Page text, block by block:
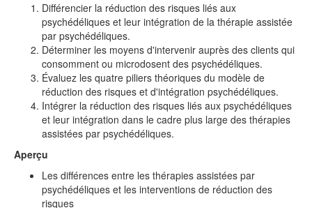
Différencier la réduction des risques liés aux
psychédéliques et leur intégration de la thérapie assistée
par psychédéliques.
Déterminer les moyens d'intervenir auprès des clients qui
consomment ou microdosent des psychédéliques.
Évaluez les quatre piliers théoriques du modèle de
réduction des risques et d'intégration psychédéliques.
Intégrer la réduction des risques liés aux psychédéliques
et leur intégration dans le cadre plus large des thérapies
assistées par psychédéliques.
Aperçu
Les différences entre les thérapies assistées par
psychédéliques et les interventions de réduction des
risques